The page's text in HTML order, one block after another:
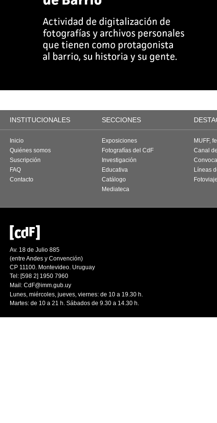
INSTITUCIONALES SECCIONES
Inicio
Quiénes somos
Suscripción
FAQ
Contacto
Exposiciones
Fotografías del CdF
Investigación
Educativa
Catálogo
Mediateca
MUFF,
Canal
Líneas
Av. 18 de Julio 885
(entre Andes y Convención)
CP 11100. Montevideo. Uruguay
Tel: [598 2] 1950 7960
Mail: CdF@imm.gub.uy
Lunes, miércoles, jueves, viernes: de 10 a 19.30 h.
Martes: de 10 a 21 h. Sábados de 9.30 a 14.30 h.